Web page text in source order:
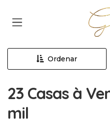
Ordenar
23 Casas à
mil